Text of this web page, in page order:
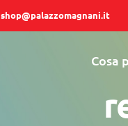
shop@palazzomagnani.it
Cosa